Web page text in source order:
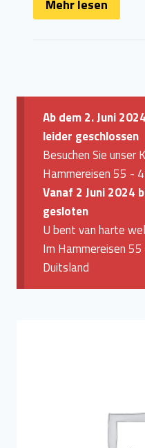
Mehr lesen
Ab dem 2. Juni
leider geschlossen
Besuchen Sie unser
Hammereisen 55 -
Vanaf 2 Juni 2024
gesloten
U bent van harte
Im Hammereisen
Duitsland